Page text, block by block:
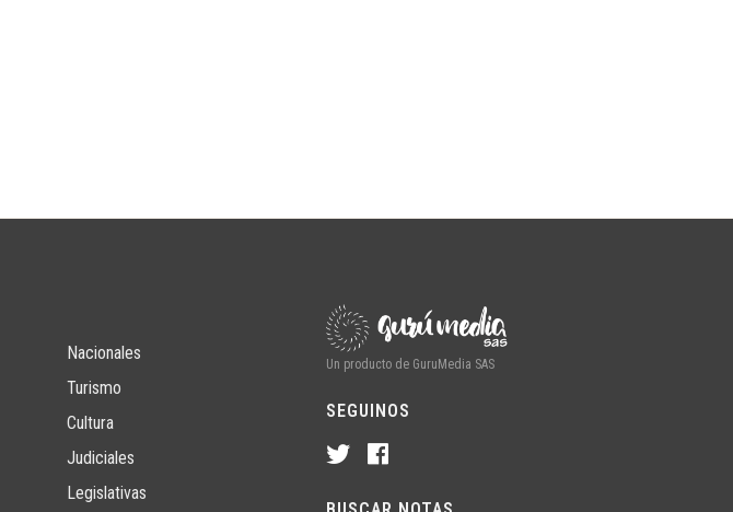
Nacionales
Turismo
Cultura
Judiciales
Legislativas
Un producto de GuruMedia SAS
SEGUINOS